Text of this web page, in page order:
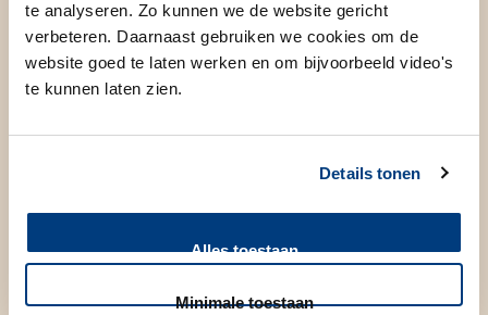
te analyseren. Zo kunnen we de website gericht
verbeteren. Daarnaast gebruiken we cookies om de
website goed te laten werken en om bijvoorbeeld video's
te kunnen laten zien.
Details tonen
Alles toestaan
Minimale toestaan
Aften van het mondslijmvlies
Herpes simplex van het mondslijmvlies